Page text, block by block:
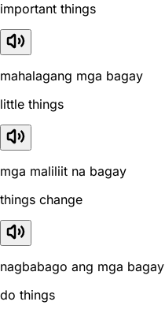
important things
mahalagang mga bagay
little things
mga maliliit na bagay
things change
nagbabago ang mga bagay
do things